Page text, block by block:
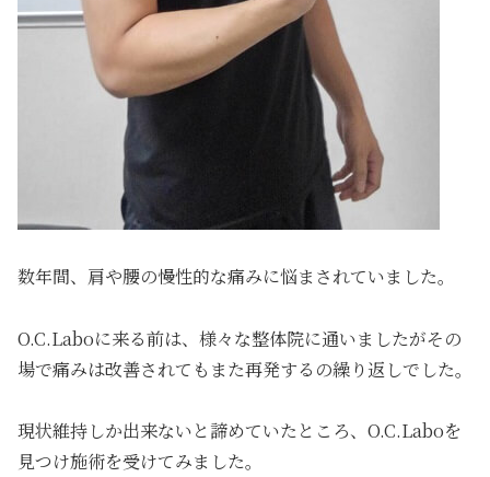
数年間、肩や腰の慢性的な痛みに悩まされていました。
O.C.Laboに来る前は、様々な整体院に通いましたがその
場で痛みは改善されてもまた再発するの繰り返しでした。
現状維持しか出来ないと諦めていたところ、O.C.Laboを
見つけ施術を受けてみました。